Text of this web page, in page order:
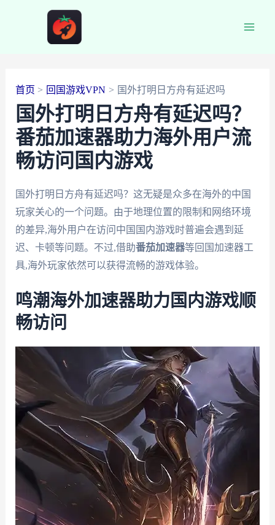
首页 回国游戏VPN 国外打明日方舟有延迟吗
国外打明日方舟有延迟吗？
番茄加速器助力海外用户流
畅访问国内游戏
国外打明日方舟有延迟吗？这无疑是众多在海外的中国
玩家关心的一个问题。由于地理位置的限制和网络环境
的差异,海外用户在访问中国国内游戏时普遍会遇到延
迟、卡顿等问题。不过,借助番茄加速器等回国加速器工
具,海外玩家依然可以获得流畅的游戏体验。
鸣潮海外加速器助力国内游戏顺
畅访问